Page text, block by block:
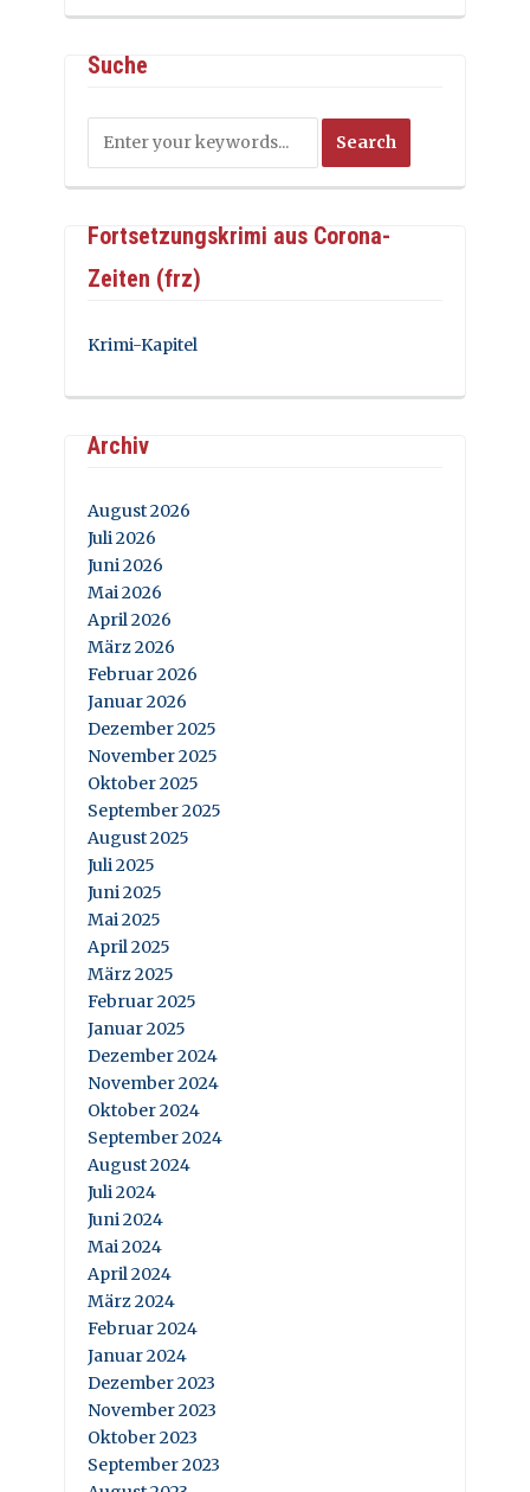
Suche
Fortsetzungskrimi aus Corona-
Zeiten (frz)
Krimi-Kapitel
Archiv
August 2026
Juli 2026
Juni 2026
Mai 2026
April 2026
März 2026
Februar 2026
Januar 2026
Dezember 2025
November 2025
Oktober 2025
September 2025
August 2025
Juli 2025
Juni 2025
Mai 2025
April 2025
März 2025
Februar 2025
Januar 2025
Dezember 2024
November 2024
Oktober 2024
September 2024
August 2024
Juli 2024
Juni 2024
Mai 2024
April 2024
März 2024
Februar 2024
Januar 2024
Dezember 2023
November 2023
Oktober 2023
September 2023